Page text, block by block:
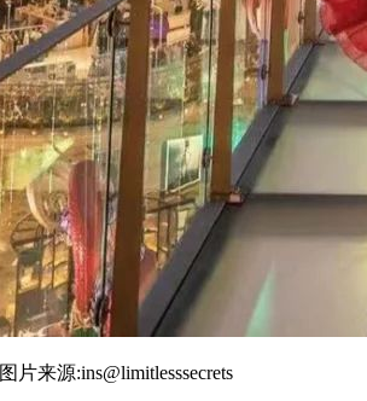
图片来源:ins@limitlesssecrets